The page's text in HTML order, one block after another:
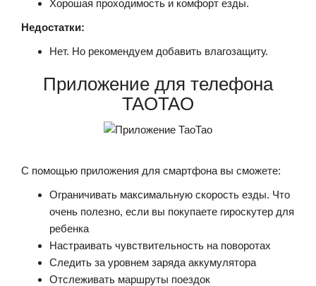
Хорошая проходимость и комфорт езды.
Недостатки:
Нет. Но рекомендуем добавить влагозащиту.
Приложение для телефона
TAOTAO
С помощью приложения для смартфона вы сможете:
Ограничивать максимальную скорость езды. Что
очень полезно, если вы покупаете гироскутер для
ребенка
Настраивать чувствительность на поворотах
Следить за уровнем заряда аккумулятора
Отслеживать маршруты поездок